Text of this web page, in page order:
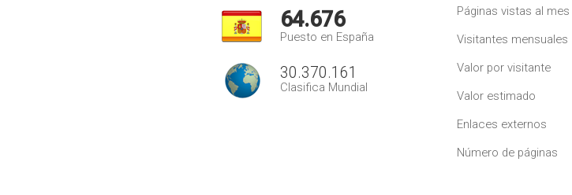
64.676
Puesto en España
30.370.161
Clasifica Mundial
Páginas vistas al mes
Visitantes mensuales
Valor por visitante
Valor estimado
Enlaces externos
Número de páginas